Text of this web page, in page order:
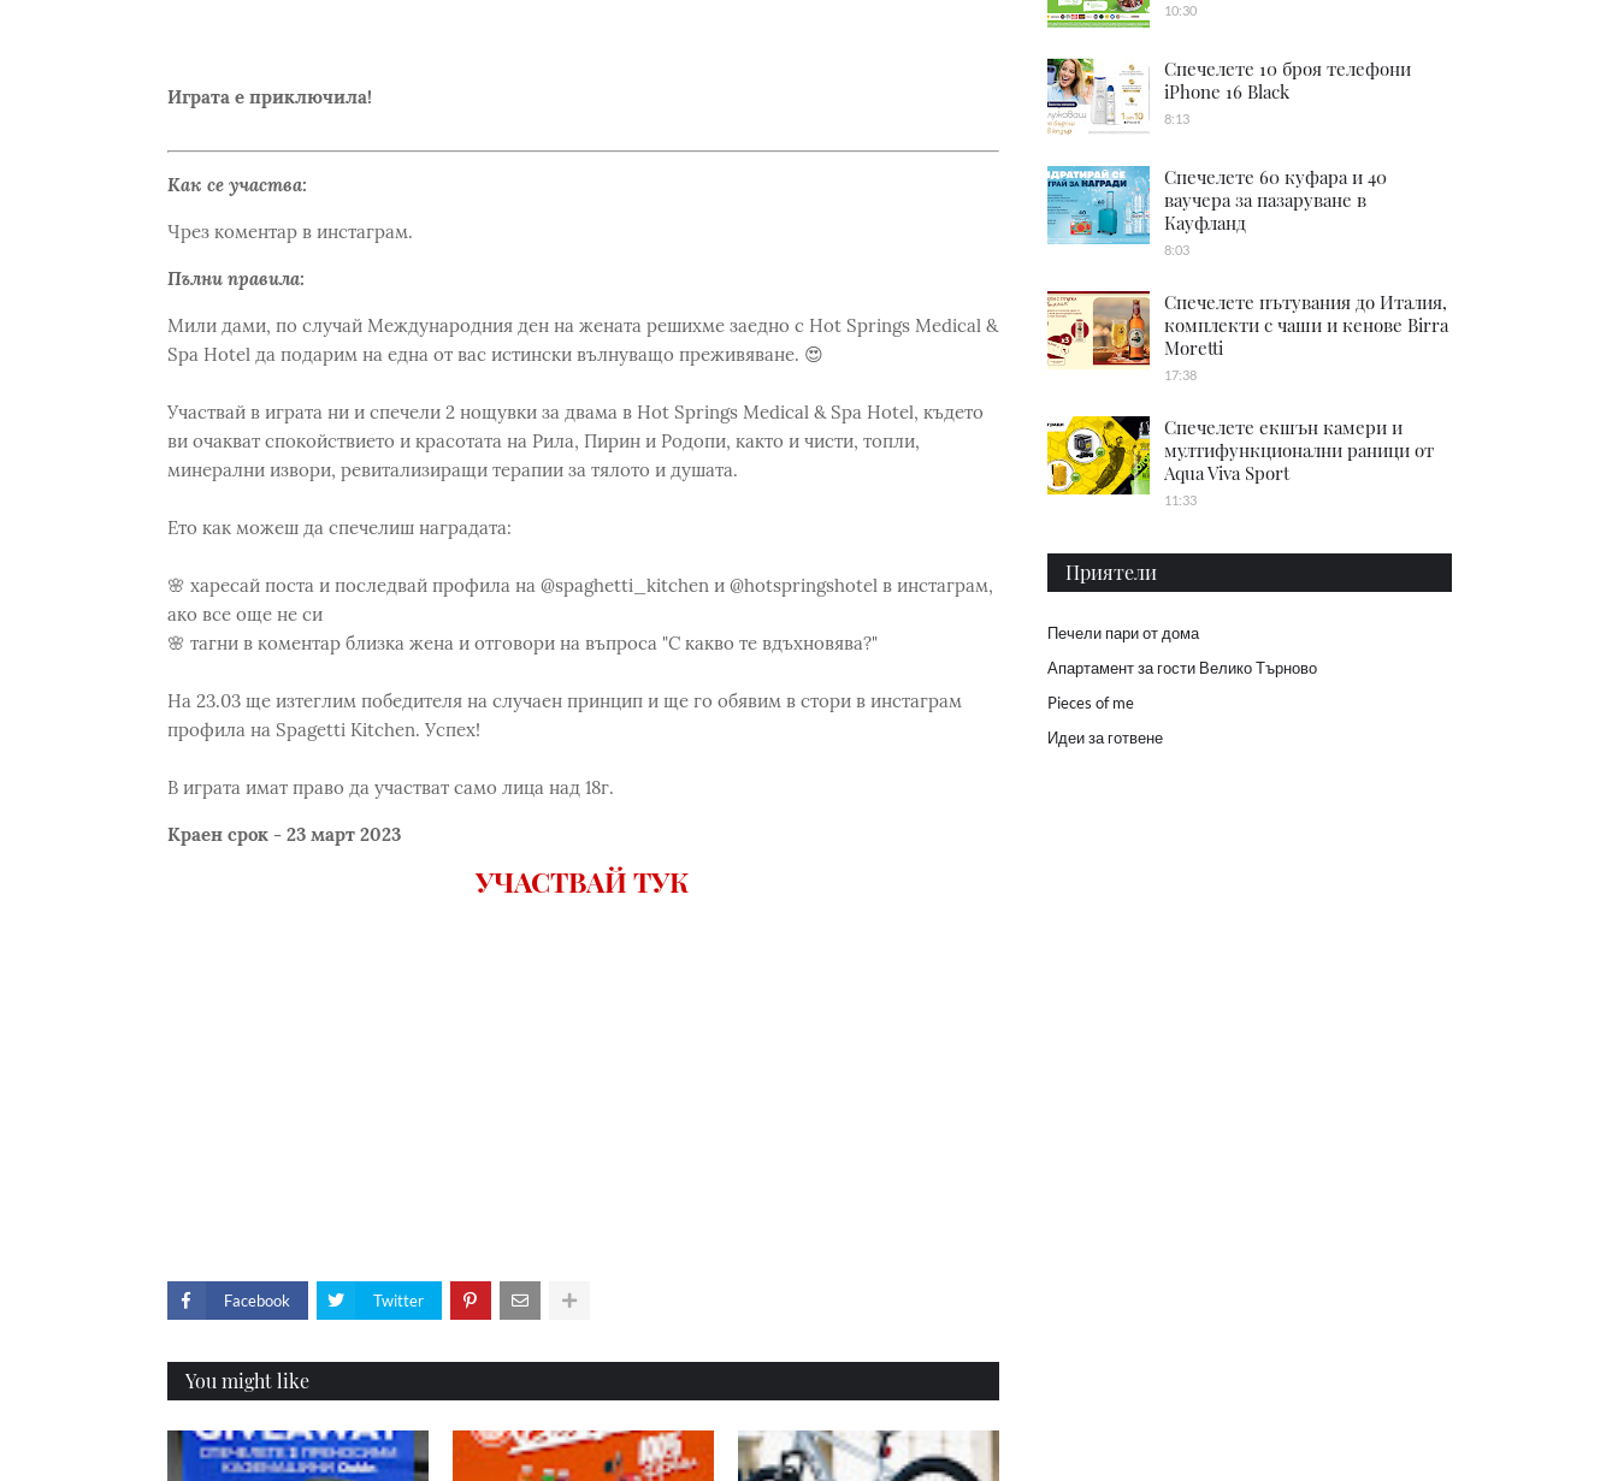
Играта е приключила!
Как се участва:
Чрез коментар в инстаграм.
Пълни правила:
Мили дами, по случай Международния ден на жената решихме заедно с Hot Springs Medical &
Spa Hotel да подарим на една от вас истински вълнуващо преживяване. 😍
Участвай в играта ни и спечели 2 нощувки за двама в Hot Springs Medical & Spa Hotel, където
ви очакват спокойствието и красотата на Рила, Пирин и Родопи, както и чисти, топли,
минерални извори, ревитализиращи терапии за тялото и душата.
Ето как можеш да спечелиш наградата:
🌸 харесай поста и последвай профила на @spaghetti_kitchen и @hotspringshotel в инстаграм,
ако все още не си
🌸 тагни в коментар близка жена и отговори на въпроса "С какво те вдъхновява?"
На 23.03 ще изтеглим победителя на случаен принцип и ще го обявим в стори в инстаграм
профила на Spagetti Kitchen. Успех!
В играта имат право да участват само лица над 18г.
Краен срок - 23 март 2023
УЧАСТВАЙ ТУК
Facebook Twitter
You might like
10:30
Спечелете 10 броя телефони
iPhone 16 Black
8:13
Спечелете 60 куфара и 40
ваучера за пазаруване в
Кауфланд
8:03
Спечелете пътувания до Италия,
комплекти с чаши и кенове Birra
Moretti
17:38
Спечелете екшън камери и
мултифункционални раници от
Aqua Viva Sport
11:33
Приятели
Печели пари от дома
Апартамент за гости Велико Търново
Pieces of me
Идеи за готвене